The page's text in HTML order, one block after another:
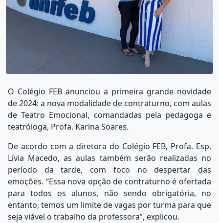
O Colégio FEB anunciou a primeira grande novidade
de 2024: a nova modalidade de contraturno, com aulas
de Teatro Emocional, comandadas pela pedagoga e
teatróloga, Profa. Karina Soares.
De acordo com a diretora do Colégio FEB, Profa. Esp.
Lívia Macedo, as aulas também serão realizadas no
período da tarde, com foco no despertar das
emoções. “Essa nova opção de contraturno é ofertada
para todos os alunos, não sendo obrigatória, no
entanto, temos um limite de vagas por turma para que
seja viável o trabalho da professora”, explicou.